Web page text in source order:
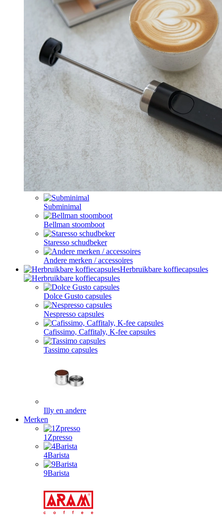
Subminimal
Bellman stoomboot
Staresso schudbeker
Andere merken / accessoires
Herbruikbare koffiecapsules
Dolce Gusto capsules
Nespresso capsules
Cafissimo, Caffitaly, K-fee capsules
Tassimo capsules
Illy en andere
Merken
1Zpresso
4Barista
9Barista